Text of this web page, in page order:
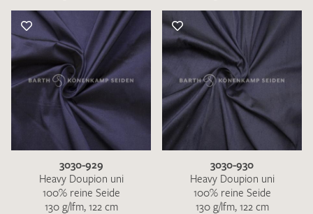
3030-929
Heavy Doupion uni
100% reine Seide
130 g/lfm, 122 cm
3030-930
Heavy Doupion uni
100% reine Seide
130 g/lfm, 122 cm